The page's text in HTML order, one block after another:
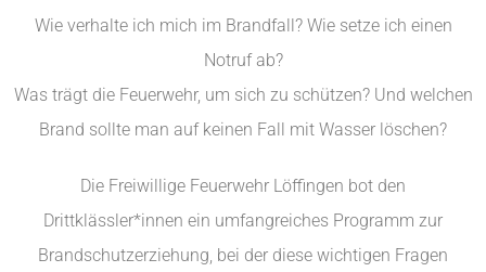
Wie verhalte ich mich im Brandfall? Wie setze ich einen
Notruf ab?
Was trägt die Feuerwehr, um sich zu schützen? Und welchen
Brand sollte man auf keinen Fall mit Wasser löschen?
Die Freiwillige Feuerwehr Löffingen bot den
Drittklässler*innen ein umfangreiches Programm zur
Brandschutzerziehung, bei der diese wichtigen Fragen